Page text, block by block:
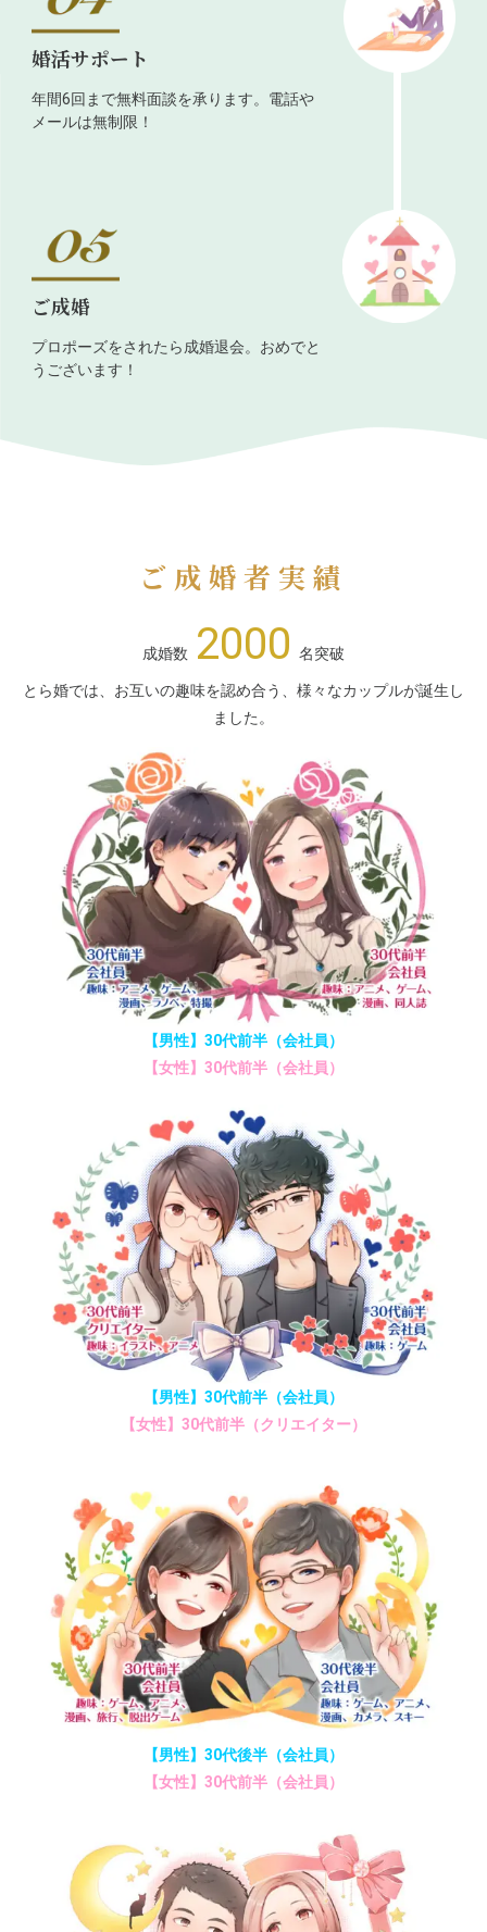
婚活サポート
年間6回まで無料面談を承ります。電話や
メールは無制限！
ご成婚
プロポーズをされたら成婚退会。おめでと
うございます！
ご成婚者実績
成婚数 2000 名突破
とら婚では、お互いの趣味を認め合う、様々なカップルが誕生し
ました。
【男性】30代前半（会社員）
【女性】30代前半（会社員）
【男性】30代前半（会社員）
【女性】30代前半（クリエイター）
【男性】30代後半（会社員）
【女性】30代前半（会社員）